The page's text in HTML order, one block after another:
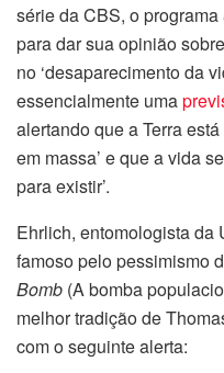
série da CBS, o programa
para dar sua opinião
no ‘desaparecimento da
essencialmente uma
alertando que a Terra
em massa’ e que a vida
para existir’.
Ehrlich, entomologista da
famoso pelo pessimismo
Bomb (A bomba
melhor tradição de
com o seguinte alerta: